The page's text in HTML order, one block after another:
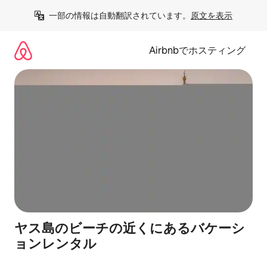
一部の情報は自動翻訳されています。 原文を表示
Airbnbでホスティング
ヤス島のビーチの近くにあるバケーシ
ョンレンタル